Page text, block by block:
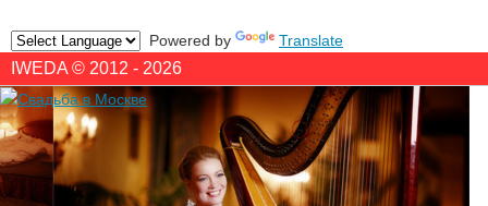
Powered by Translate
IWEDA © 2012 - 2026